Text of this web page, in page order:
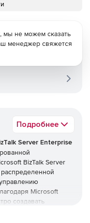
Подробнее
Server Enterprise
BizTalk Server
Microsoft
создавать
мы не можем сказать
менеджер свяжется